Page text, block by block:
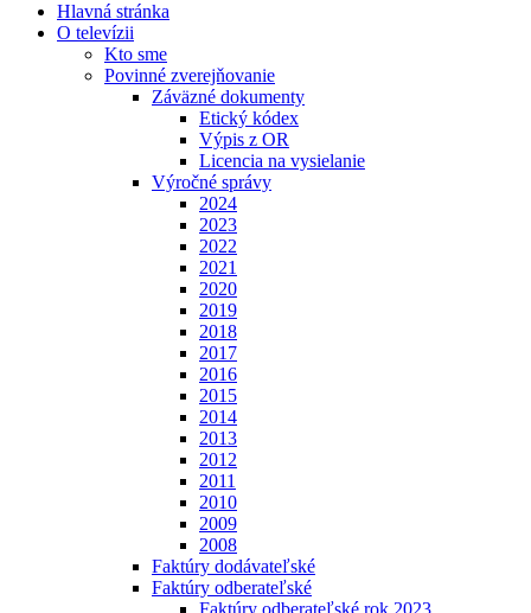
Hlavná stránka
O televízii
Kto sme
Povinné zverejňovanie
Záväzné dokumenty
Etický kódex
Výpis z OR
Licencia na vysielanie
Výročné správy
2024
2023
2022
2021
2020
2019
2018
2017
2016
2015
2014
2013
2012
2011
2010
2009
2008
Faktúry dodávateľské
Faktúry odberateľské
Faktúry odberateľské rok 2023